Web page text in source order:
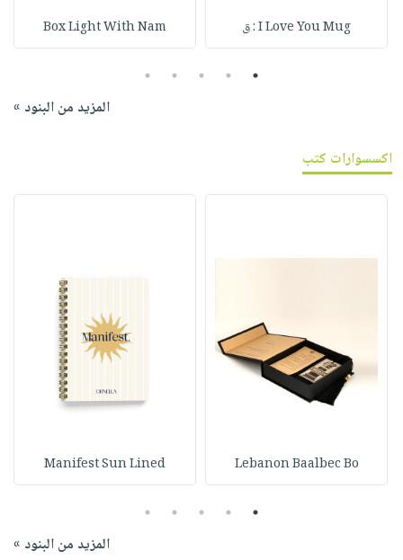
I Love You Mug : ق Box Light With Nam
1
2
3
4
5
المزيد من البنود »
اكسسوارات كتب
Lebanon Baalbec Bo
Manifest Sun Lined
1
2
3
4
5
المزيد من البنود »